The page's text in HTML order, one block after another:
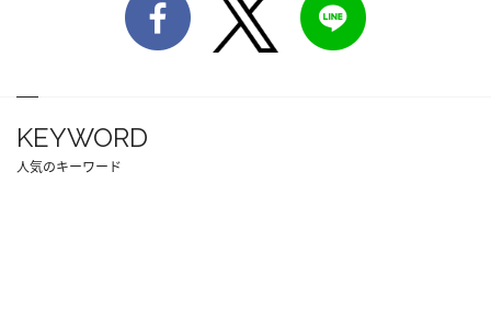
KEYWORD
人気のキーワード